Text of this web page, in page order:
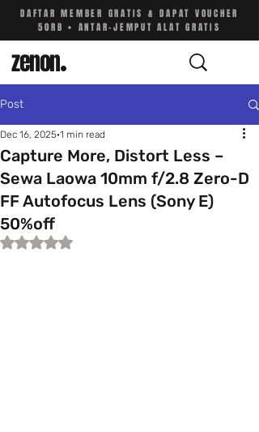
DAFTAR MEMBER GRATIS & DAPAT VOUCHER
50RB • ANTAR-JEMPUT ALAT GRATIS
zenon.
Post
Capture More, Distort Less –
Sewa Laowa 10mm f/2.8 Zero-D
FF Autofocus Lens (Sony E)
50%off
Dec 16, 2025 1 min read
Rated NaN out of 5 stars.